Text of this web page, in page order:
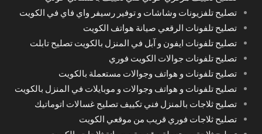
تصليح تلفزيونات وشاشات و توفير رسيفر واي فاي في الكويت
تصليح تلفونات الرقعي صيانة هواتف الكويت
تصليح تلفونات ايفون و آبل في المنزل بالكويت تصليح تابلت
تصليح تلفونات جوالات الكويت فوري
تصليح تلفونات و هواتف وجوالات مستعملة بالكويت
تصليح تلفونات و هواتف وجوالات و موبايلات في المنزل بالكويت
تصليح ثلاجات بالمنزل فني تكييف تصليح غسالات اتوماتيك
تصليح ثلاجات فوري قريب من موقعي الكويت